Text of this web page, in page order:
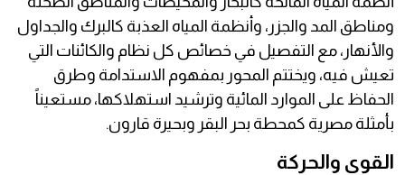
ومناطق المد والجزر، وأنظمة المياه العذبة كالبرك والجداول
والأنهار، مع التفصيل في خصائص كل نظام والكائنات التي
تعيش فيه، ويختتم المحور بمفهوم الاستدامة وطرق
الحفاظ على الموارد المائية وترشيد استهلاكها، مستعيناً
بأمثلة مصرية كمحطة بحر البقر وبحيرة قارون.
القوى والحركة